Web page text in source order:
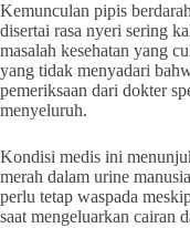
Kemunculan pipis
disertai rasa nyeri sering
masalah kesehatan yang
yang tidak menyadari
pemeriksaan dari dokter
menyeluruh.
Kondisi medis ini
merah dalam urine
perlu tetap waspada
saat mengeluarkan cairan